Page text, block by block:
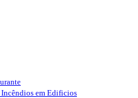
Incêndios em Edificios